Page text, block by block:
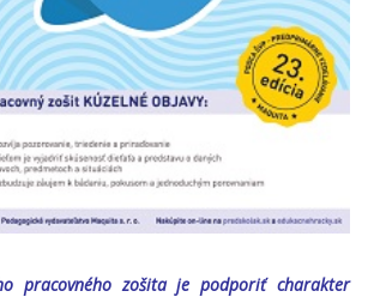
pracovného zošita je podporiť charakter